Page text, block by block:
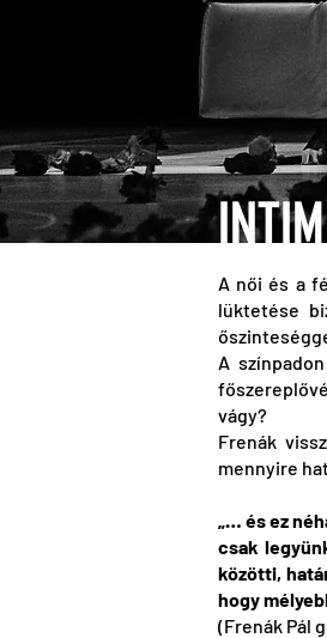
A női és a
lüktetése
A
vágy?
Frenák
mennyire
„… és ez
csak
közötti,
hogy
(Frenák Pál